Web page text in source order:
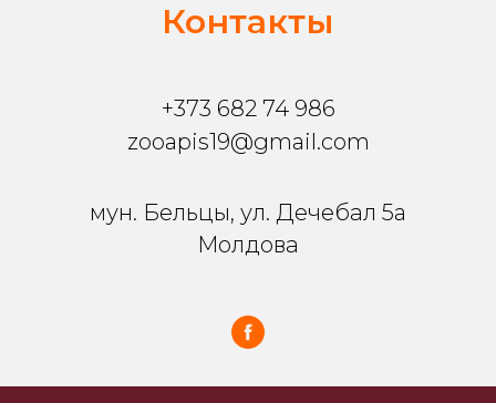
Контакты
+373 682 74 986
zooapis19@gmail.com
мун. Бельцы, ул. Дечебал 5a
Молдова